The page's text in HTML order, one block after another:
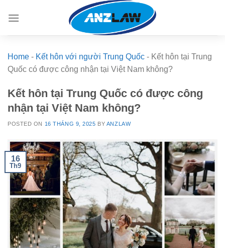
Home - Kết hôn với người Trung Quốc - Kết hôn tại Trung
Quốc có được công nhận tại Việt Nam không?
Kết hôn tại Trung Quốc có được công
nhận tại Việt Nam không?
POSTED ON 16 THÁNG 9, 2025 BY ANZLAW
16
Th9